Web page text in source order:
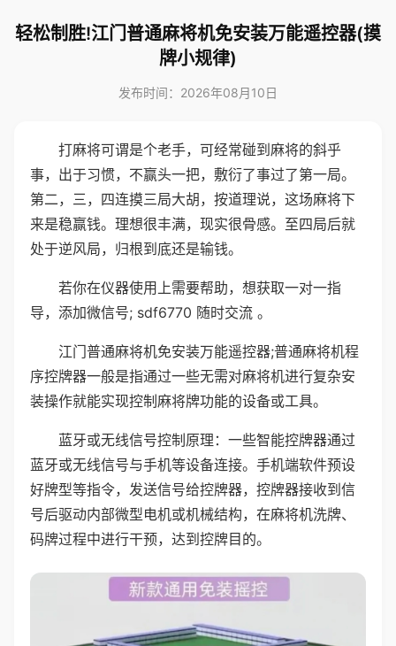
轻松制胜!江门普通麻将机免安装万能遥控器(摸
牌小规律)
发布时间：2026年08月10日
打麻将可谓是个老手，可经常碰到麻将的斜乎
事，出于习惯，不赢头一把，敷衍了事过了第一局。
第二，三，四连摸三局大胡，按道理说，这场麻将下
来是稳赢钱。理想很丰满，现实很骨感。至四局后就
处于逆风局，归根到底还是输钱。
若你在仪器使用上需要帮助，想获取一对一指
导，添加微信号; sdf6770 随时交流 。
江门普通麻将机免安装万能遥控器;普通麻将机程
序控牌器一般是指通过一些无需对麻将机进行复杂安
装操作就能实现控制麻将牌功能的设备或工具。
蓝牙或无线信号控制原理：一些智能控牌器通过
蓝牙或无线信号与手机等设备连接。手机端软件预设
好牌型等指令，发送信号给控牌器，控牌器接收到信
号后驱动内部微型电机或机械结构，在麻将机洗牌、
码牌过程中进行干预，达到控牌目的。